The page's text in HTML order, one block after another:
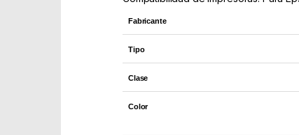
Fabricante
Tipo
Clase
Color